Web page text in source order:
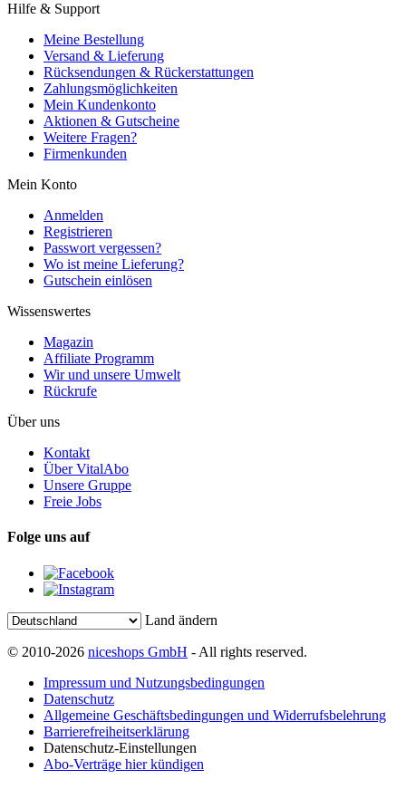
Hilfe & Support
Meine Bestellung
Versand & Lieferung
Rücksendungen & Rückerstattungen
Zahlungsmöglichkeiten
Mein Kundenkonto
Aktionen & Gutscheine
Weitere Fragen?
Firmenkunden
Mein Konto
Anmelden
Registrieren
Passwort vergessen?
Wo ist meine Lieferung?
Gutschein einlösen
Wissenswertes
Magazin
Affiliate Programm
Wir und unsere Umwelt
Rückrufe
Über uns
Kontakt
Über VitalAbo
Unsere Gruppe
Freie Jobs
Folge uns auf
Land ändern
© 2010-2026 niceshops GmbH - All rights reserved.
Impressum und Nutzungsbedingungen
Datenschutz
Allgemeine Geschäftsbedingungen und Widerrufsbelehrung
Barrierefreiheitserklärung
Datenschutz-Einstellungen
Abo-Verträge hier kündigen